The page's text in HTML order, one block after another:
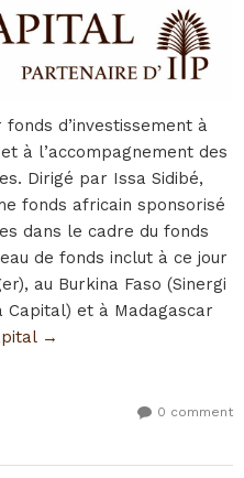
d’investissement à
à l’accompagnement des
Dirigé par Issa Sidibé,
fonds africain sponsorisé
dans le cadre du fonds
de fonds inclut à ce jour
au Burkina Faso (Sinergi
Capital) et à Madagascar
→
0 comment